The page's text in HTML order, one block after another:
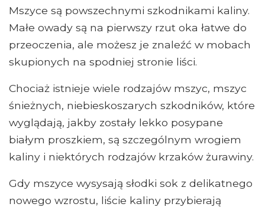
Mszyce są powszechnymi szkodnikami kaliny.
Małe owady są na pierwszy rzut oka łatwe do
przeoczenia, ale możesz je znaleźć w mobach
skupionych na spodniej stronie liści.
Chociaż istnieje wiele rodzajów mszyc, mszyc
śnieżnych, niebieskoszarych szkodników, które
wyglądają, jakby zostały lekko posypane
białym proszkiem, są szczególnym wrogiem
kaliny i niektórych rodzajów krzaków żurawiny.
Gdy mszyce wysysają słodki sok z delikatnego
nowego wzrostu, liście kaliny przybierają